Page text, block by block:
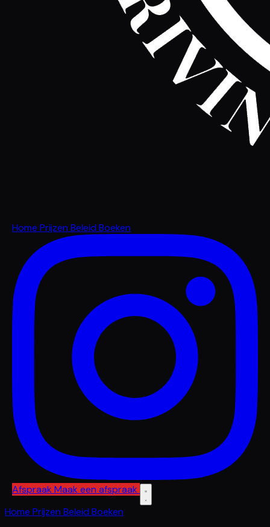
Home Prijzen Beleid Boeken
Afspraak Maak een afspraak
Home Prijzen Beleid Boeken